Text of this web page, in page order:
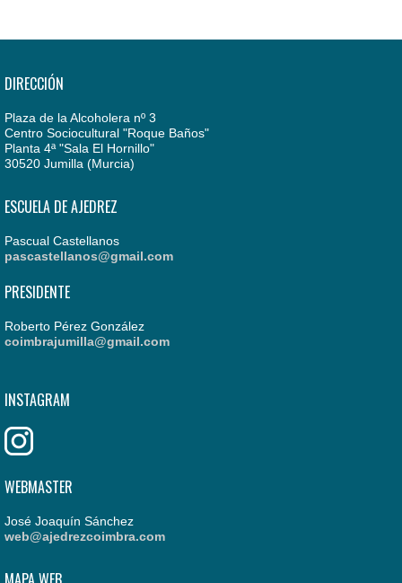
DIRECCIÓN
Plaza de la Alcoholera nº 3
Centro Sociocultural "Roque Baños"
Planta 4ª "Sala El Hornillo"
30520 Jumilla (Murcia)
ESCUELA DE AJEDREZ
Pascual Castellanos
pascastellanos@gmail.com
PRESIDENTE
Roberto Pérez González
coimbrajumilla@gmail.com
INSTAGRAM
WEBMASTER
José Joaquín Sánchez
web@ajedrezcoimbra.com